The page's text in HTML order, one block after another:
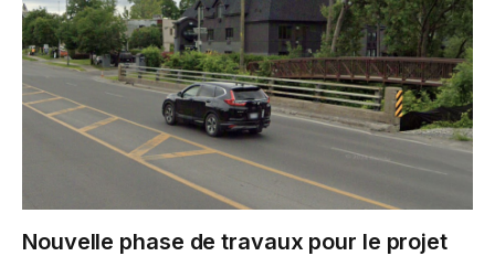
Nouvelle phase de travaux pour le projet